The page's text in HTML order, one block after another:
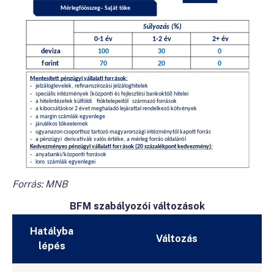
Forrás: MNB
BFM szabályozói változások
Hatályba
lépés
Változás